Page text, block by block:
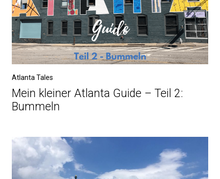
Atlanta Tales
Mein kleiner Atlanta Guide – Teil 2:
Bummeln